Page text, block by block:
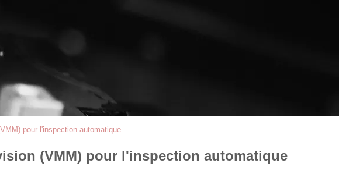
pour l'inspection automatique
(VMM) pour l'inspection automatique